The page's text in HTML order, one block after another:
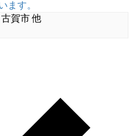
ます。
賀市 他